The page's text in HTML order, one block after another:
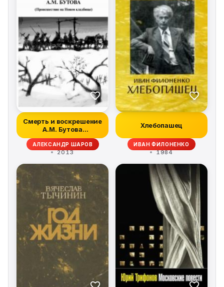
Смерть и воскрешение
А.М. Бутова
(Происшествие на...
АЛЕКСАНДР ШАРОВ
2013
Хлебопашец
ИВАН ФИЛОНЕНКО
1984